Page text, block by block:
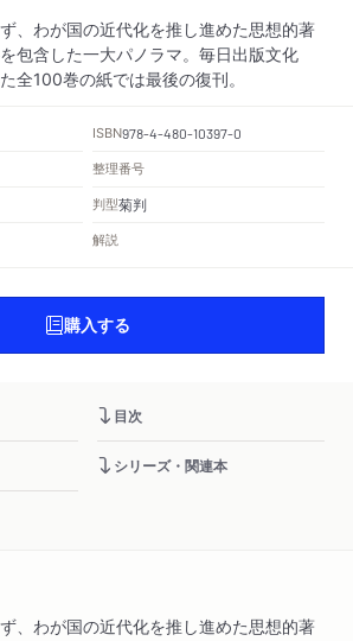
、わが国の近代化を推し進めた思想的著
包含した一大パノラマ。毎日出版文化
全100巻の紙では最後の復刊。
ISBN978-4-480-10397-0
整理番号
判型菊判
解説
購入する
目次
シリーズ・関連本
、わが国の近代化を推し進めた思想的著